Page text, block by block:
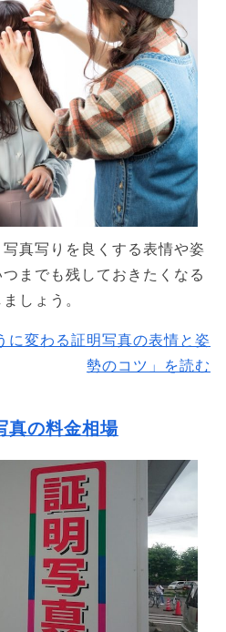
真写りを良くする表情や姿
までも残しておきたくなる
しょう。
に変わる証明写真の表情と姿
勢のコツ」を読む
真の料金相場